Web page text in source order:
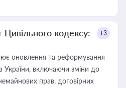
кодексу:
+3
оновлення та реформування
України, включаючи зміни до
прав, договірних